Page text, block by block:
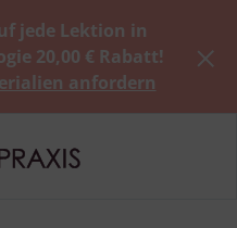
jede Lektion in
20,00 € Rabatt!
anfordern